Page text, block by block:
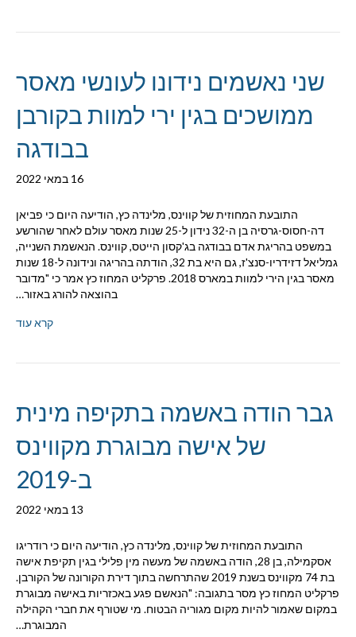
שני נאשמים נידונו לעונשי מאסר
ממושכים בגין ירי למוות בקורבן
בבודגה
16 במאי 2022
התובעת המחוזית של קווינס, מלינדה כץ, הודיעה היום כי פביאן
דה-חסוס-גרסיה בן ה-32 נידון ל-25 שנות מאסר עולם לאחר שהורשע
במשפט בהריגת אדם בבודגה בג'קסון הייטס, קווינס. הנאשמת השנייה,
גמליאל דזידריו-סנצ'ז, גם היא בת 32, הודתה בהריגה ונידונה ל-18 שנות
מאסר בגין הירי למוות במארס 2018. פרקליט המחוז כץ אמר כי "מדובר
בהוצאה להורג באזור…
קרא עוד
גבר הודה באשמה בתקיפה מינית
של אישה מבוגרת מקווינס
ב-2019
13 במאי 2022
התובעת המחוזית של קווינס, מלינדה כץ, הודיעה היום כי רודריגו
אסקמילה, בן 28, הודה באשמה של מעשה מין פלילי בגין תקיפת אישה
בת 74 מקווינס בשנת 2019 שהתרחשה בתוך דירת הקורונה של הקורבן.
פרקליט המחוז כץ מסר בתגובה: "הנאשם פגע באכזריות באישה מבוגרת
במקום שאמור להיות מקום מגוריה הבטוח. מי שטורף את חברי הקהילה
המבוגרת…